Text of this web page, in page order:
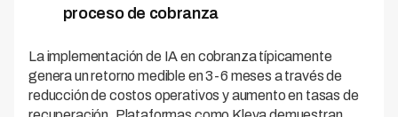
proceso de cobranza
La implementación de IA en cobranza típicamente
genera un retorno medible en 3-6 meses a través de
reducción de costos operativos y aumento en tasas de